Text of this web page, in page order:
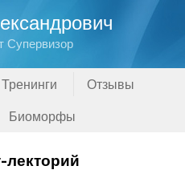
Супервизор
Тренинги
Отзывы
Биоморфы
лекторий